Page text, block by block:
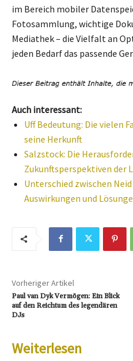
im Bereich mobiler
Fotosammlung, wichtige
Mediathek – die Vielfalt an
jeden Bedarf das passende
Auch interessant:
Uff Bedeutung: Die vielen
seine Herkunft
Salzstock: Die
Zukunftsperspektiven der
Unterschied zwischen
Auswirkungen und
Vorheriger Artikel
Paul van Dyk Vermögen: Ein Blick
auf den Reichtum des legendären
DJs
Weiterlesen